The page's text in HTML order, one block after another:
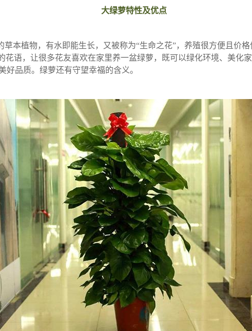
大绿萝特性及优点
本植物，有水即能生长，又被称为“生命之花”，养殖很方便且价
花语，让很多花友喜欢在家里养一盆绿萝，既可以绿化环境、美化
品质。绿萝还有守望幸福的含义。